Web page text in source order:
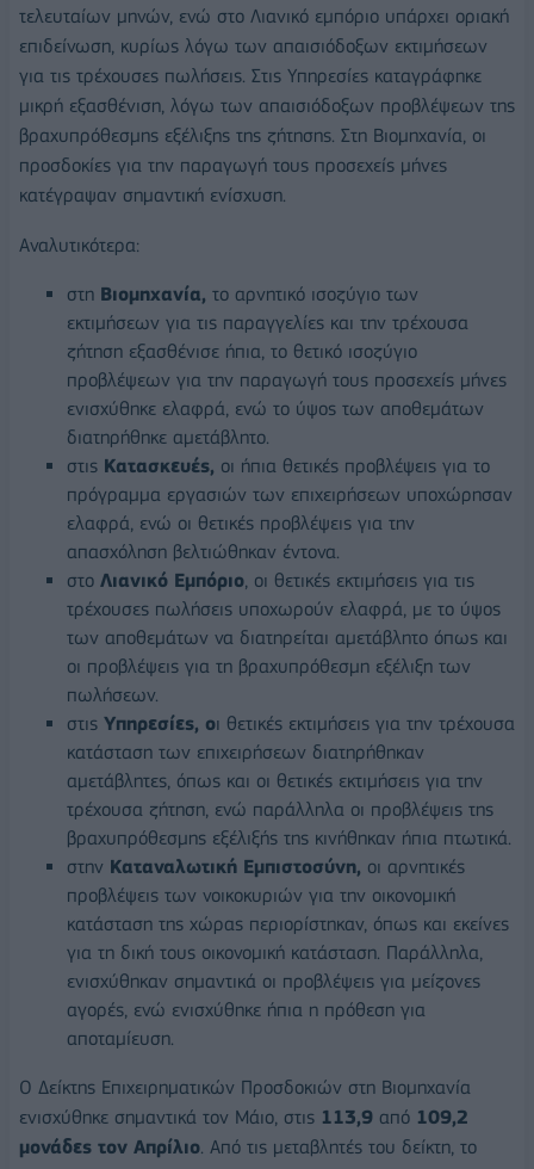
τελευταίων μηνών, ενώ στο Λιανικό εμπόριο υπάρχει οριακή
επιδείνωση, κυρίως λόγω των απαισιόδοξων εκτιμήσεων
για τις τρέχουσες πωλήσεις. Στις Υπηρεσίες καταγράφηκε
μικρή εξασθένιση, λόγω των απαισιόδοξων προβλέψεων της
βραχυπρόθεσμης εξέλιξης της ζήτησης. Στη Βιομηχανία, οι
προσδοκίες για την παραγωγή τους προσεχείς μήνες
κατέγραψαν σημαντική ενίσχυση.
Αναλυτικότερα:
στη Βιομηχανία, το αρνητικό ισοζύγιο των
εκτιμήσεων για τις παραγγελίες και την τρέχουσα
ζήτηση εξασθένισε ήπια, το θετικό ισοζύγιο
προβλέψεων για την παραγωγή τους προσεχείς μήνες
ενισχύθηκε ελαφρά, ενώ το ύψος των αποθεμάτων
διατηρήθηκε αμετάβλητο.
στις Κατασκευές, οι ήπια θετικές προβλέψεις για το
πρόγραμμα εργασιών των επιχειρήσεων υποχώρησαν
ελαφρά, ενώ οι θετικές προβλέψεις για την
απασχόληση βελτιώθηκαν έντονα.
στο Λιανικό Εμπόριο , οι θετικές εκτιμήσεις για τις
τρέχουσες πωλήσεις υποχωρούν ελαφρά, με το ύψος
των αποθεμάτων να διατηρείται αμετάβλητο όπως και
οι προβλέψεις για τη βραχυπρόθεσμη εξέλιξη των
πωλήσεων.
στις Υπηρεσίες, οι θετικές εκτιμήσεις για την τρέχουσα
κατάσταση των επιχειρήσεων διατηρήθηκαν
αμετάβλητες, όπως και οι θετικές εκτιμήσεις για την
τρέχουσα ζήτηση, ενώ παράλληλα οι προβλέψεις της
βραχυπρόθεσμης εξέλιξής της κινήθηκαν ήπια πτωτικά.
στην Καταναλωτική Εμπιστοσύνη, οι αρνητικές
προβλέψεις των νοικοκυριών για την οικονομική
κατάσταση της χώρας περιορίστηκαν, όπως και εκείνες
για τη δική τους οικονομική κατάσταση. Παράλληλα,
ενισχύθηκαν σημαντικά οι προβλέψεις για μείζονες
αγορές, ενώ ενισχύθηκε ήπια η πρόθεση για
αποταμίευση.
Ο Δείκτης Επιχειρηματικών Προσδοκιών στη Βιομηχανία
ενισχύθηκε σημαντικά τον Μάιο, στις 113,9 από 109,2
μονάδες τον Απρίλιο. Από τις μεταβλητές του δείκτη, το